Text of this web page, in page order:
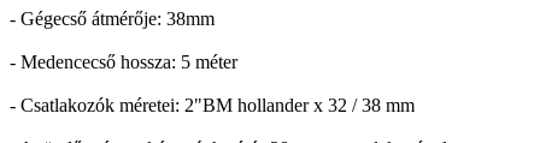
- Gégecső átmérője: 38mm
- Medencecső hossza: 5 méter
- Csatlakozók méretei: 2"BM hollander x 32 / 38 mm